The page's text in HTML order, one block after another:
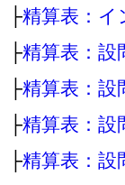
├精算表：イ
├精算表：設
├精算表：設
├精算表：設
├精算表：設